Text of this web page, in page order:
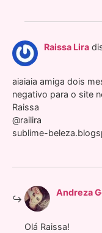
Raissa Lira
aiaiaia amiga dois
negativo para o site
Raissa
@railira
sublime-
Andreza
Olá Raissa!